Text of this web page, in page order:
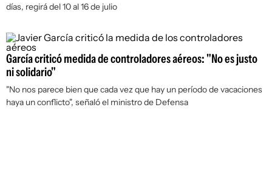
días, regirá del 10 al 16 de julio
García criticó medida de controladores aéreos: "No es justo
ni solidario"
"No nos parece bien que cada vez que hay un período de vacaciones
haya un conflicto", señaló el ministro de Defensa